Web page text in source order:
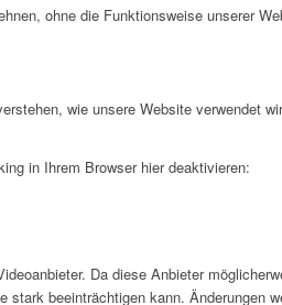
ohne die Funktionsweise unserer
wie unsere Website verwendet
in Ihrem Browser hier deaktivieren:
Da diese Anbieter
beeinträchtigen kann. Änderungen